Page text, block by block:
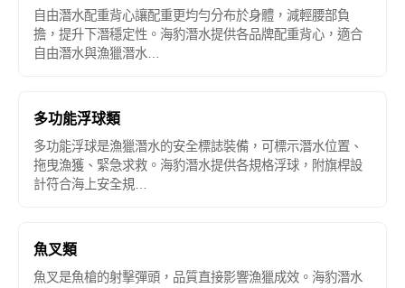
自由潛水配重背心讓配重更均勻分布於身體，減輕腰部負
擔，提升下潛穩定性。海豹潛水提供各品牌配重背心，適合
自由潛水與漁獵潛水…
多功能浮球類
多功能浮球是漁獵潛水的安全標誌裝備，可標示潛水位置、
拖曳漁獲、緊急求救。海豹潛水提供各規格浮球，附旗桿設
計符合海上安全規…
魚叉類
魚叉是魚槍的射擊彈頭，品質直接影響漁獵成效。海豹潛水